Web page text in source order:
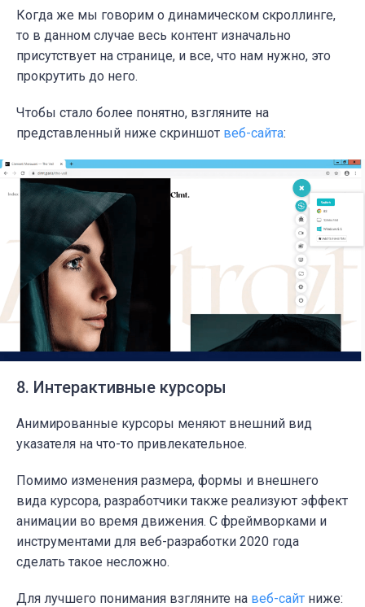
Когда же мы говорим о динамическом скроллинге,
то в данном случае весь контент изначально
присутствует на странице, и все, что нам нужно, это
прокрутить до него.
Чтобы стало более понятно, взгляните на
представленный ниже скриншот веб-сайта:
8. Интерактивные курсоры
Анимированные курсоры меняют внешний вид
указателя на что-то привлекательное.
Помимо изменения размера, формы и внешнего
вида курсора, разработчики также реализуют эффект
анимации во время движения. С фреймворками и
инструментами для веб-разработки 2020 года
сделать такое несложно.
Для лучшего понимания взгляните на веб-сайт ниже: